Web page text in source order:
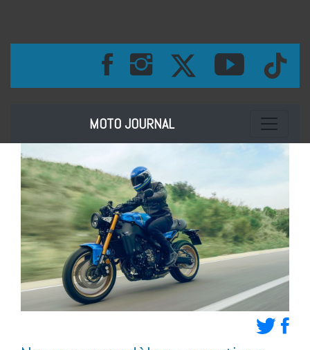
MOTO JOURNAL Toggle